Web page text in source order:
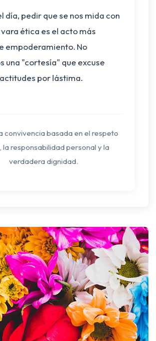
día, pedir que se nos mida con
ética es el acto más
empoderamiento. No
una "cortesía" que excuse
por lástima.
convivencia basada en el respeto
la responsabilidad personal y la
verdadera dignidad.